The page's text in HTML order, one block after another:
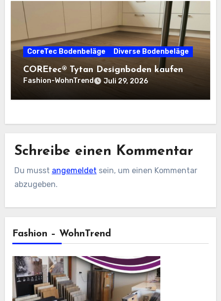
CoreTec Bodenbeläge Diverse Bodenbeläge
COREtec® Tytan Designboden kaufen
Fashion-WohnTrend Juli 29, 2026
Schreibe einen Kommentar
Du musst angemeldet sein, um einen Kommentar
abzugeben.
Fashion – WohnTrend